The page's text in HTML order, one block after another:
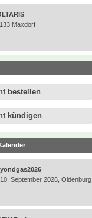
Maxdorf
bestellen
kündigen
September 2026, Oldenburg